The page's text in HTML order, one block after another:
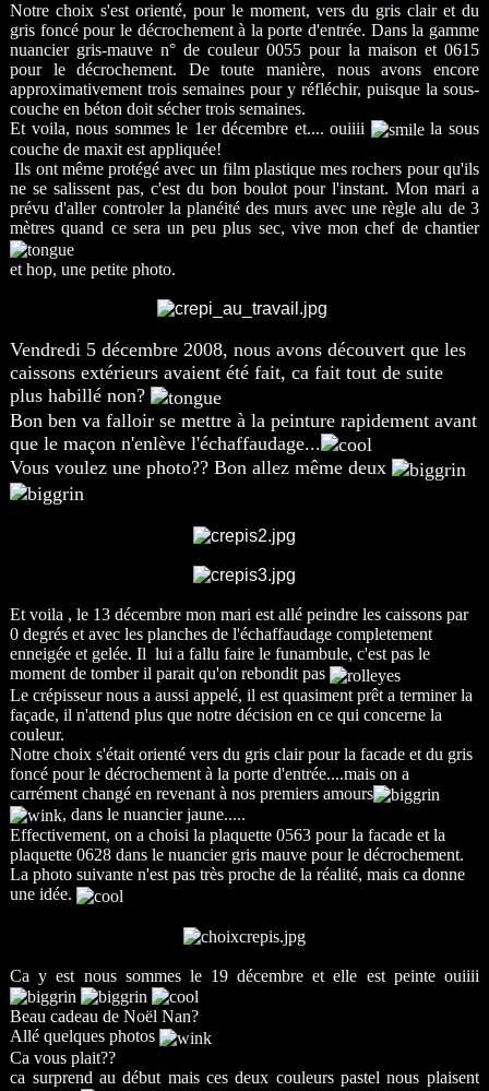
Notre choix s'est orienté, pour le moment, vers du gris clair et du
gris foncé pour le décrochement à la porte d'entrée. Dans la gamme
nuancier gris-mauve n° de couleur 0055 pour la maison et 0615
pour le décrochement. De toute manière, nous avons encore
approximativement trois semaines pour y réfléchir, puisque la sous-
couche en béton doit sécher trois semaines.
Et voila, nous sommes le 1er décembre et.... ouiiii
la sous
couche de maxit est appliquée!
Ils ont même protégé avec un film plastique mes rochers pour qu'ils
ne se salissent pas, c'est du bon boulot pour l'instant. Mon mari a
prévu d'aller controler la planéité des murs avec une règle alu de 3
mètres quand ce sera un peu plus sec, vive mon chef de chantier
et hop, une petite photo.
Vendredi 5 décembre 2008, nous avons découvert que les
caissons extérieurs avaient été fait, ca fait tout de suite
plus habillé non?
Bon ben va falloir se mettre à la peinture rapidement avant
que le maçon n'enlève l'échaffaudage...
Vous voulez une photo?? Bon allez même deux
Et voila , le 13 décembre mon mari est allé peindre les caissons par
0 degrés et avec les planches de l'échaffaudage completement
enneigée et gelée. Il lui a fallu faire le funambule, c'est pas le
moment de tomber il parait qu'on rebondit pas
Le crépisseur nous a aussi appelé, il est quasiment prêt a terminer la
façade, il n'attend plus que notre décision en ce qui concerne la
couleur.
Notre choix s'était orienté vers du gris clair pour la facade et du gris
foncé pour le décrochement à la porte d'entrée....mais on a
carrément changé en revenant à nos premiers amours
, dans le nuancier jaune.....
Effectivement, on a choisi la plaquette 0563 pour la facade et la
plaquette 0628 dans le nuancier gris mauve pour le décrochement.
La photo suivante n'est pas très proche de la réalité, mais ca donne
une idée.
Ca y est nous sommes le 19 décembre et elle est peinte ouiiii
Beau cadeau de Noël Nan?
Allé quelques photos
Ca vous plait??
ca surprend au début mais ces deux couleurs pastel nous plaisent